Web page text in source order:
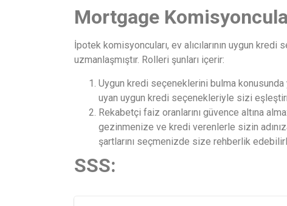
Mortgage
İpotek komisyoncuları, ev alıcılarının uygun
uzmanlaşmıştır. Rolleri şunları içerir:
Uygun kredi seçeneklerini bulma
uyan uygun kredi seçenekleriyle sizi
Rekabetçi faiz oranlarını güvence altına
gezinmenize ve kredi verenlerle sizin
şartlarını seçmenizde size rehberlik
SSS: